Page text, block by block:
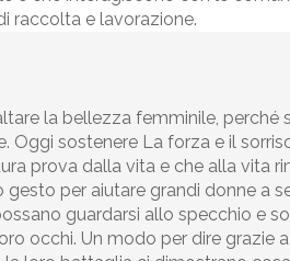
raccolta e lavorazione.
la bellezza femminile, perché
sostenere La forza e il
prova dalla vita e che alla vita
per aiutare grandi donne a
guardarsi allo specchio e
occhi. Un modo per dire grazie